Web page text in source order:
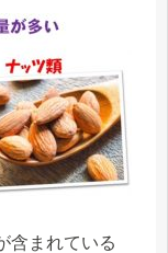
含まれている